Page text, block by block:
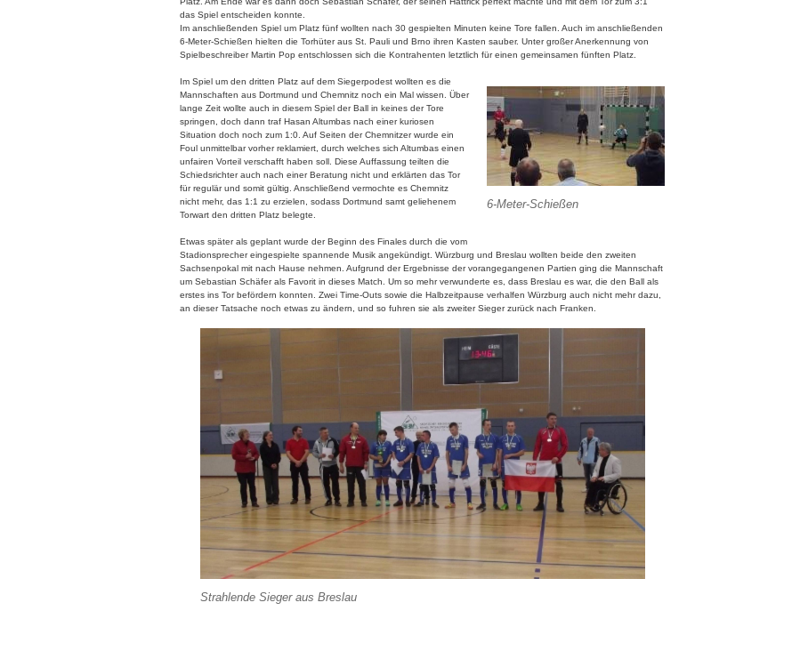
das Spiel entscheiden konnte.
Im anschließenden Spiel um Platz fünf wollten nach 30 gespielten Minuten keine Tore fallen. Auch im anschließenden
6-Meter-Schießen hielten die Torhüter aus St. Pauli und Brno ihren Kasten sauber. Unter großer Anerkennung von
Spielbeschreiber Martin Pop entschlossen sich die Kontrahenten letztlich für einen gemeinsamen fünften Platz.
6-Meter-Schießen
Im Spiel um den dritten Platz auf dem Siegerpodest wollten es die
Mannschaften aus Dortmund und Chemnitz noch ein Mal wissen. Über
lange Zeit wollte auch in diesem Spiel der Ball in keines der Tore
springen, doch dann traf Hasan Altumbas nach einer kuriosen
Situation doch noch zum 1:0. Auf Seiten der Chemnitzer wurde ein
Foul unmittelbar vorher reklamiert, durch welches sich Altumbas einen
unfairen Vorteil verschafft haben soll. Diese Auffassung teilten die
Schiedsrichter auch nach einer Beratung nicht und erklärten das Tor
für regulär und somit gültig. Anschließend vermochte es Chemnitz
nicht mehr, das 1:1 zu erzielen, sodass Dortmund samt geliehenem
Torwart den dritten Platz belegte.
Etwas später als geplant wurde der Beginn des Finales durch die vom
Stadionsprecher eingespielte spannende Musik angekündigt. Würzburg und Breslau wollten beide den zweiten
Sachsenpokal mit nach Hause nehmen. Aufgrund der Ergebnisse der vorangegangenen Partien ging die Mannschaft
um Sebastian Schäfer als Favorit in dieses Match. Um so mehr verwunderte es, dass Breslau es war, die den Ball als
erstes ins Tor befördern konnten. Zwei Time-Outs sowie die Halbzeitpause verhalfen Würzburg auch nicht mehr dazu,
an dieser Tatsache noch etwas zu ändern, und so fuhren sie als zweiter Sieger zurück nach Franken.
Strahlende Sieger aus Breslau